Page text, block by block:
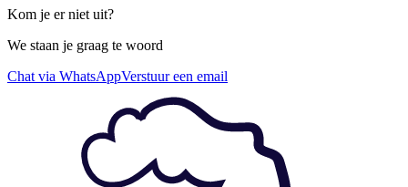
Kom je er niet uit?
We staan je graag te woord
Chat via WhatsAppVerstuur een email